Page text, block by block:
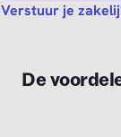
Verstuur je
De